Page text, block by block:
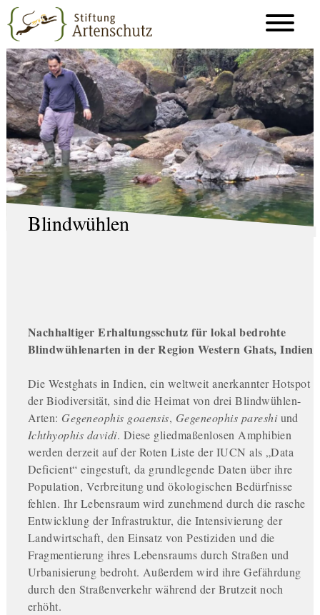
Blindwühlen
Nachhaltiger Erhaltungsschutz für lokal bedrohte
Blindwühlenarten in der Region Western Ghats, Indien
Die Westghats in Indien, ein weltweit anerkannter Hotspot
der Biodiversität, sind die Heimat von drei Blindwühlen-
Arten: Gegeneophis goaensis, Gegeneophis pareshiund
Ichthyophis davidi. Diese gliedmaßenlosen Amphibien
werden derzeit auf der Roten Liste der IUCN als „Data
Deficient“ eingestuft, da grundlegende Daten über ihre
Population, Verbreitung und ökologischen Bedürfnisse
fehlen. Ihr Lebensraum wird zunehmend durch die rasche
Entwicklung der Infrastruktur, die Intensivierung der
Landwirtschaft, den Einsatz von Pestiziden und die
Fragmentierung ihres Lebensraums durch Straßen und
Urbanisierung bedroht. Außerdem wird ihre Gefährdung
durch den Straßenverkehr während der Brutzeit noch
erhöht.